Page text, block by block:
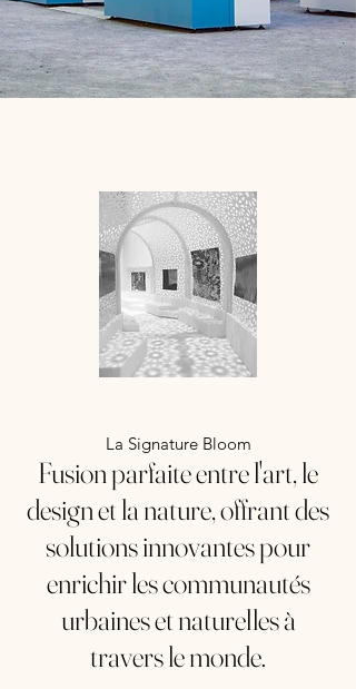
La Signature Bloom
Fusion parfaite entre l'art, le
design et la nature, offrant des
solutions innovantes pour
enrichir les communautés
urbaines et naturelles à
travers le monde.